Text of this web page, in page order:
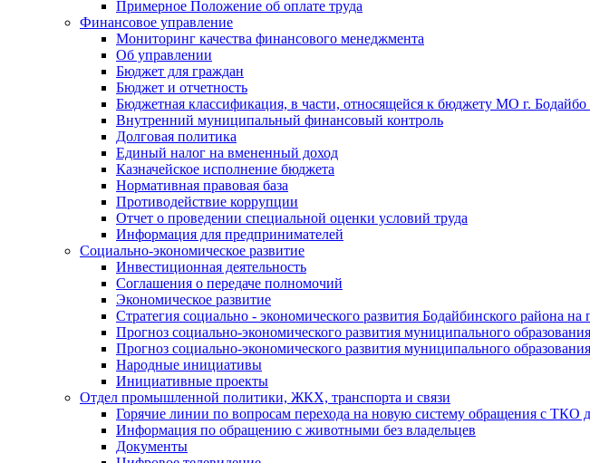
Примерное Положение об оплате труда
Финансовое управление
Мониторинг качества финансового менеджмента
Об управлении
Бюджет для граждан
Бюджет и отчетность
Бюджетная классификация, в части, относящейся к бюджету МО г. Бодайбо
Внутренний муниципальный финансовый контроль
Долговая политика
Единый налог на вмененный доход
Казначейское исполнение бюджета
Нормативная правовая база
Противодействие коррупции
Отчет о проведении специальной оценки условий труда
Информация для предпринимателей
Социально-экономическое развитие
Инвестиционная деятельность
Соглашения о передаче полномочий
Экономическое развитие
Стратегия социально - экономического развития Бодайбинского района на
Прогноз социально-экономического развития муниципального
Прогноз социально-экономического развития муниципального
Народные инициативы
Инициативные проекты
Отдел промышленной политики, ЖКХ, транспорта и связи
Горячие линии по вопросам перехода на новую систему обращения с ТКО
Информация по обращению с животными без владельцев
Документы